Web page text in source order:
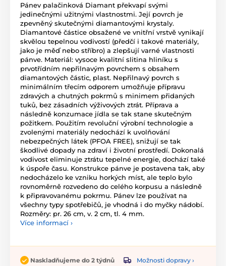
Pánev palačinková Diamant překvapí svými
jedinečnými užitnými vlastnostmi. Její povrch je
zpevněný skutečnými diamantovými krystaly.
Diamantové částice obsažené ve vnitřní vrstvě vynikají
skvělou tepelnou vodivostí (předčí i takové materiály,
jako je měď nebo stříbro) a zlepšují varné vlastnosti
pánve. Materiál: vysoce kvalitní slitina hliníku s
prvotřídním nepřilnavým povrchem s obsahem
diamantových částic, plast. Nepřilnavý povrch s
minimálním třecím odporem umožňuje přípravu
zdravých a chutných pokrmů s minimem přidaných
tuků, bez zásadních výživových ztrát. Příprava a
následně konzumace jídla se tak stane skutečným
požitkem. Použitím revoluční výrobní technologie a
zvolenými materiály nedochází k uvolňování
nebezpečných látek (PFOA FREE), snižují se tak
škodlivé dopady na zdraví i životní prostředí. Dokonalá
vodivost eliminuje ztrátu tepelné energie, dochází také
k úspoře času. Konstrukce pánve je postavena tak, aby
nedocházelo ke vzniku horkých míst, ale teplo bylo
rovnoměrně rozvedeno do celého korpusu a následně
k připravovanému pokrmu. Pánev lze používat na
všechny typy spotřebičů, je vhodná i do myčky nádobí.
Rozměry: pr. 26 cm, v. 2 cm, tl. 4 mm.
Více informací ›
Naskladňujeme do 2 týdnů
Možnosti dopravy ›